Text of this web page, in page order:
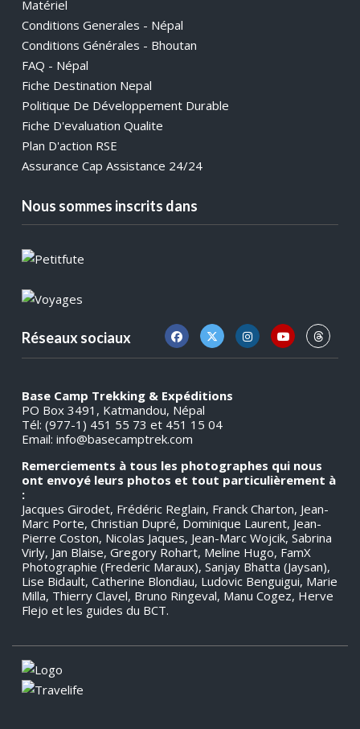
Matériel
Conditions Generales - Népal
Conditions Générales - Bhoutan
FAQ - Népal
Fiche Destination Nepal
Politique De Développement Durable
Fiche D'evaluation Qualite
Plan D'action RSE
Assurance Cap Assistance 24/24
Nous sommes inscrits dans
Réseaux sociaux
Base Camp Trekking & Expéditions
PO Box 3491, Katmandou, Népal
Tél: (977-1) 451 55 73 et 451 15 04
Email: info@basecamptrek.com
Remerciements à tous les photographes qui nous
ont envoyé leurs photos et tout particulièrement à
:
Jacques Girodet, Frédéric Reglain, Franck Charton, Jean-
Marc Porte, Christian Dupré, Dominique Laurent, Jean-
Pierre Coston, Nicolas Jaques, Jean-Marc Wojcik, Sabrina
Virly, Jan Blaise, Gregory Rohart, Meline Hugo, FamX
Photographie (Frederic Maraux), Sanjay Bhatta (Jaysan),
Lise Bidault, Catherine Blondiau, Ludovic Benguigui, Marie
Milla, Thierry Clavel, Bruno Ringeval, Manu Cogez, Herve
Flejo et les guides du BCT.